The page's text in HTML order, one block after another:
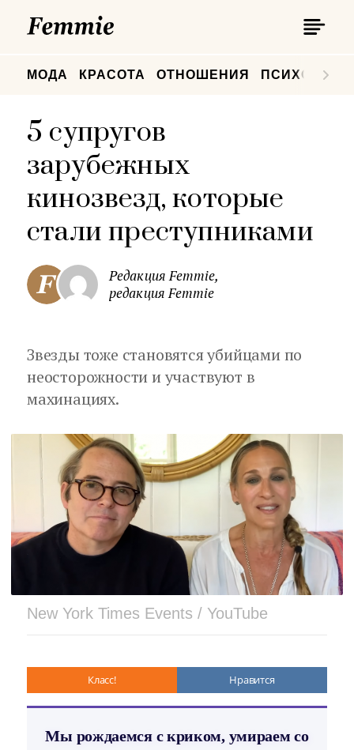
МОДА КРАСОТА ОТНОШЕНИЯ
5 супругов
зарубежных
кинозвезд, которые
стали преступниками
Редакция Femmie,
редакция Femmie
Звезды тоже становятся убийцами по
неосторожности и участвуют в
махинациях.
New York Times Events / YouTube
Класс! Нравится
Мы рождаемся с криком, умираем со